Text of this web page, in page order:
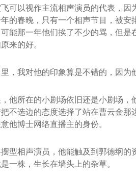
可以视作主流相声演员的代表，
的春晚，只有一个相声节目，被
能那一年他们挨了不少的骂，但是
来的好。
，我对他的印象算是不错的，因为
他所在的小剧场依旧还是小剧场
把不选边的态度选择了站在曹云金
他博士网络直播主的身份。
型相声演员，他能触及到郭德纲
一株，生长在墙头上的杂草。